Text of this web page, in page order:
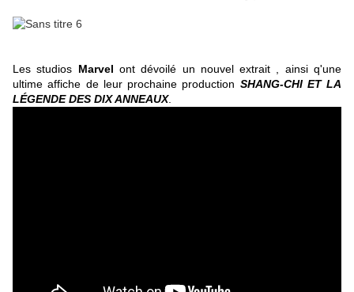
Les studios Marvel ont dévoilé un nouvel extrait , ainsi q'une
ultime affiche de leur prochaine production SHANG-CHI ET LA
LÉGENDE DES DIX ANNEAUX.